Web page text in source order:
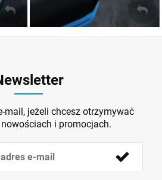
mail, jeżeli chcesz otrzymywać
i promocjach.